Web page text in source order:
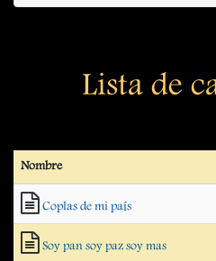
Lista de
Nombre
Coplas de mi país
Soy pan soy paz soy mas